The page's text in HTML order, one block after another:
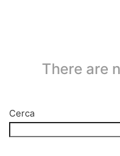
There are
Cerca